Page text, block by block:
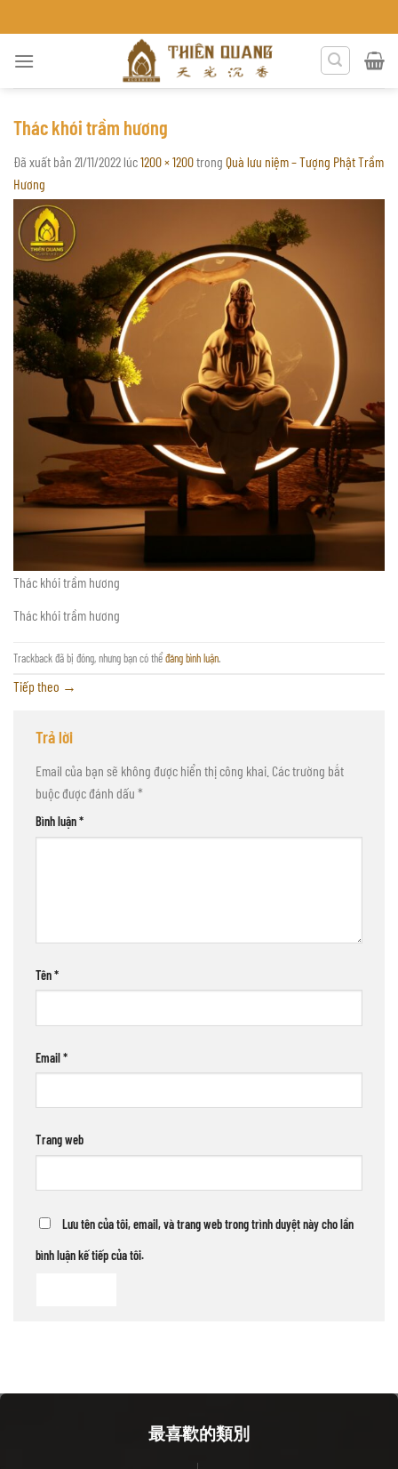
đến
Thác khói trầm hương
Đã xuất bản 21/11/2022 lúc1200 × 1200trong Quà lưu niệm – Tượng Phật Trầm
Hương
Thác khói trầm hương
Thác khói trầm hương
Trackback đã bị đóng, nhưng bạn có thểđăng bình luận.
Tiếp theo →
Trả lời
Email của bạn sẽ không được hiển thị công khai. Các trường bắt
buộc được đánh dấu *
Bình luận*
Tên*
Email*
Trang web
Lưu tên của tôi, email, và trang web trong trình duyệt này cho lần
bình luận kế tiếp của tôi.
最喜歡的類別